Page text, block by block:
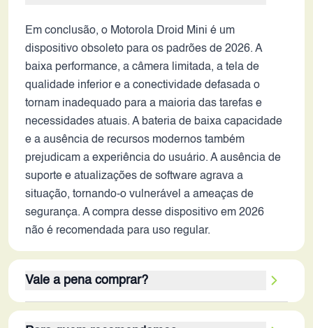
Em conclusão, o Motorola Droid Mini é um
dispositivo obsoleto para os padrões de 2026. A
baixa performance, a câmera limitada, a tela de
qualidade inferior e a conectividade defasada o
tornam inadequado para a maioria das tarefas e
necessidades atuais. A bateria de baixa capacidade
e a ausência de recursos modernos também
prejudicam a experiência do usuário. A ausência de
suporte e atualizações de software agrava a
situação, tornando-o vulnerável a ameaças de
segurança. A compra desse dispositivo em 2026
não é recomendada para uso regular.
Vale a pena comprar?